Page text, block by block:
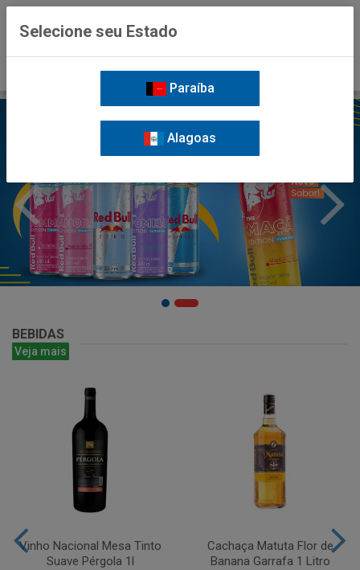
BEBIDAS
Veja mais
Vinho Nacional Mesa Tinto
Suave Pérgola 1l
Cachaça Matuta Flor de
Banana Garrafa 1 Litro
Selecione seu Estado
Paraíba
Alagoas